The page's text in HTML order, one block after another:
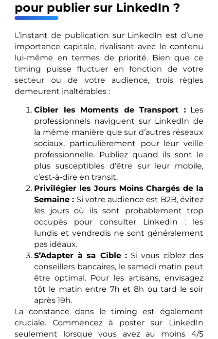
pour publier sur LinkedIn ?
L’instant de publication sur LinkedIn est d’une
importance capitale, rivalisant avec le contenu
lui-même en termes de priorité. Bien que ce
timing puisse fluctuer en fonction de votre
secteur ou de votre audience, trois règles
demeurent inaltérables :
Cibler les Moments de Transport :Les
professionnels naviguent sur LinkedIn de
la même manière que sur d’autres réseaux
sociaux, particulièrement pour leur veille
professionnelle. Publiez quand ils sont le
plus susceptibles d’être sur leur mobile,
c’est-à-dire en transit.
Privilégier les Jours Moins Chargés de la
Semaine : Si votre audience est B2B, évitez
les jours où ils sont probablement trop
occupés pour consulter LinkedIn : les
lundis et vendredis ne sont généralement
pas idéaux.
S’Adapter à sa Cible : Si vous ciblez des
conseillers bancaires, le samedi matin peut
être optimal. Pour les artisans, envisagez
tôt le matin entre 7h et 8h ou tard le soir
après 19h.
La constance dans le timing est également
cruciale. Commencez à poster sur LinkedIn
seulement lorsque vous avez au moins 4/5